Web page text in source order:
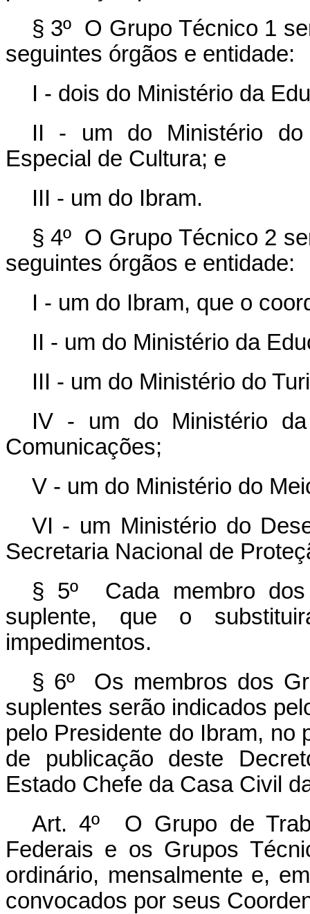
§ 3º O Grupo Técnico 1
seguintes órgãos e entidade:
I - dois do Ministério da
II - um do Ministério do
Especial de Cultura; e
III - um do Ibram.
§ 4º O Grupo Técnico 2
seguintes órgãos e entidade:
I - um do Ibram, que o
II - um do Ministério da
III - um do Ministério do
IV - um do Ministério da
Comunicações;
V - um do Ministério do
VI - um Ministério do
Secretaria Nacional de
§ 5º Cada membro
suplente, que o
impedimentos.
§ 6º Os membros dos
suplentes serão indicados
pelo Presidente do Ibram, no
de publicação deste
Estado Chefe da Casa Civil
Art. 4º O Grupo de
Federais e os Grupos
ordinário, mensalmente e,
convocados por seus